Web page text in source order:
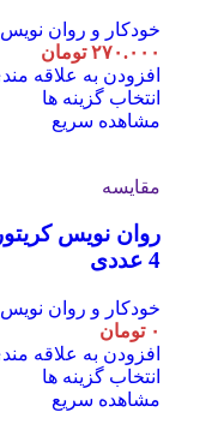
خودکار و روان نویس
۲۷۰.۰۰۰ تومان
افزودن به علاقه
انتخاب گزینه ها
مشاهده سریع
مقایسه
4 عددی
خودکار و روان نویس
۰ تومان
افزودن به علاقه
انتخاب گزینه ها
مشاهده سریع